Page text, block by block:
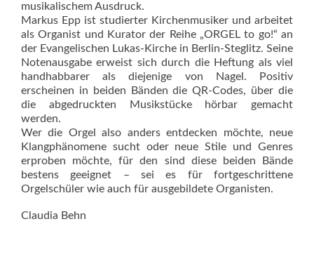
musikalischem Ausdruck.
Markus Epp ist studierter Kirchenmusiker und arbeitet
als Organist und Kurator der Reihe „ORGEL to go!“ an
der Evangelischen Lukas-Kirche in Berlin-Steglitz. Seine
Notenausgabe erweist sich durch die Heftung als viel
handhabbarer als diejenige von Nagel. Positiv
erscheinen in beiden Bänden die QR-Codes, über die
die abgedruckten Musikstücke hörbar gemacht
werden.
Wer die Orgel also anders entdecken möchte, neue
Klangphäno­mene sucht oder neue Stile und Genres
erproben möchte, für den sind diese beiden Bände
bestens geeignet – sei es für fortgeschrittene
Orgelschüler wie auch für ausgebildete Organisten.
Claudia Behn